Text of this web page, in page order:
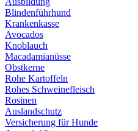
Blindenführhund
Krankenkasse
Avocados
Knoblauch
Macadamianüsse
Obstkerne
Rohe Kartoffeln
Rohes Schweinefleisch
Rosinen
Auslandschutz
Versicherung für Hunde